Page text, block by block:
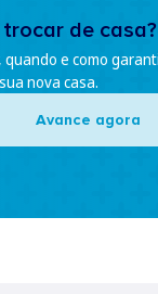
de casa?
quando e como
nova casa.
Avance agora